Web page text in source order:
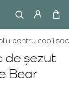
de șezut
Bear
pentru copii